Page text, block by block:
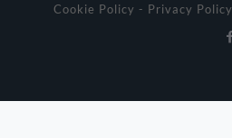
Cookie Policy - Privacy Policy